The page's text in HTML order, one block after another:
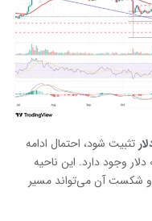
تثبیت شود، احتمال ادامه
حرکت تا سطح فیبوناچی ۶۱.۸ درصد در ۰.۱۷۲ دلار وجود دارد. این ناحیه
و شکست آن می‌تواند مسیر